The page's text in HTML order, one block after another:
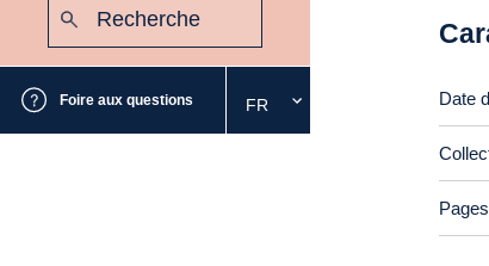
Foire aux questions
Sélectionnez
la
FR Date
Pages